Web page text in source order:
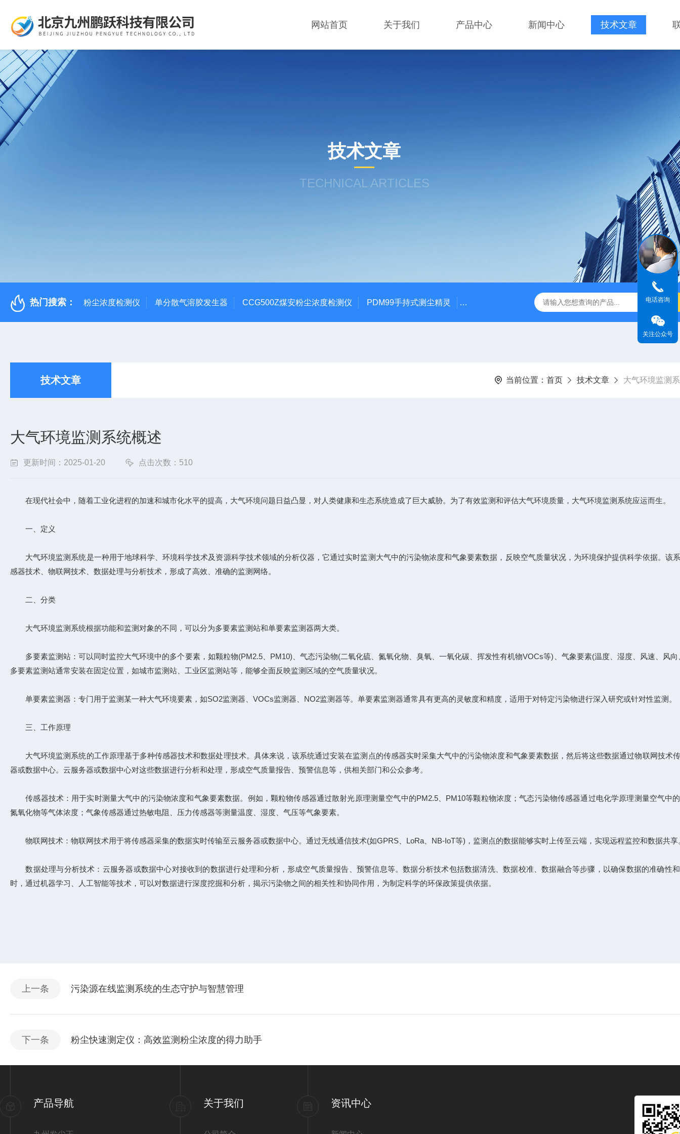
网站首页 关于我们 产品中心 新闻中心 技术文章
技术文章
TECHNICAL ARTICLES
热门搜索： 粉尘浓度检测仪 单分散气溶胶发生器 CCG500Z煤安粉尘浓度检测仪 PDM99手持式测尘精灵 CCG500Z型防爆粉尘仪 AQM-836S扬尘噪声监测仪
技术文章 当前位置： 首页 技术文章 大气环境监测
大气环境监测系统概述
更新时间：2025-01-20 点击次数：510
在现代社会中，随着工业化进程的加速和城市化水平的提高，大气环境问题日益凸显，对人类健康和生态系统造成了巨大威胁。为了有效监测和评估大气环境质量，大气环境监测系统应运而生。
一、定义
大气环境监测系统是一种用于地球科学、环境科学技术及资源科学技术领域的分析仪器，它通过实时监测大气中的污染物浓度和气象要素数据，反映空气质量状况，为环境保护提供科学依据。该
感器技术、物联网技术、数据处理与分析技术，形成了高效、准确的监测网络。
二、分类
大气环境监测系统根据功能和监测对象的不同，可以分为多要素监测站和单要素监测器两大类。
多要素监测站：可以同时监控大气环境中的多个要素，如颗粒物(PM2.5、PM10)、气态污染物(二氧化硫、氮氧化物、臭氧、一氧化碳、挥发性有机物VOCs等)、气象要素(温度、湿度、风速、风向
多要素监测站通常安装在固定位置，如城市监测站、工业区监测站等，能够全面反映监测区域的空气质量状况。
单要素监测器：专门用于监测某一种大气环境要素，如SO2监测器、VOCs监测器、NO2监测器等。单要素监测器通常具有更高的灵敏度和精度，适用于对特定污染物进行深入研究或针对性监测。
三、工作原理
大气环境监测系统的工作原理基于多种传感器技术和数据处理技术。具体来说，该系统通过安装在监测点的传感器实时采集大气中的污染物浓度和气象要素数据，然后将这些数据通过物联网技术
器或数据中心。云服务器或数据中心对这些数据进行分析和处理，形成空气质量报告、预警信息等，供相关部门和公众参考。
传感器技术：用于实时测量大气中的污染物浓度和气象要素数据。例如，颗粒物传感器通过散射光原理测量空气中的PM2.5、PM10等颗粒物浓度；气态污染物传感器通过电化学原理测量空气中
氮氧化物等气体浓度；气象传感器通过热敏电阻、压力传感器等测量温度、湿度、气压等气象要素。
物联网技术：物联网技术用于将传感器采集的数据实时传输至云服务器或数据中心。通过无线通信技术(如GPRS、LoRa、NB-IoT等)，监测点的数据能够实时上传至云端，实现远程监控和数据共享
数据处理与分析技术：云服务器或数据中心对接收到的数据进行处理和分析，形成空气质量报告、预警信息等。数据分析技术包括数据清洗、数据校准、数据融合等步骤，以确保数据的准确性
时，通过机器学习、人工智能等技术，可以对数据进行深度挖掘和分析，揭示污染物之间的相关性和协同作用，为制定科学的环保政策提供依据。
上一条 污染源在线监测系统的生态守护与智慧管理
下一条 粉尘快速测定仪：高效监测粉尘浓度的得力助手
产品导航 关于我们 资讯中心
电话咨询
关注公众号